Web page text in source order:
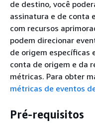
de destino, você
assinatura e de conta
com recursos
podem direcionar
de origem específicas
conta de origem e da
métricas. Para obter
métricas de eventos
Pré-requisitos